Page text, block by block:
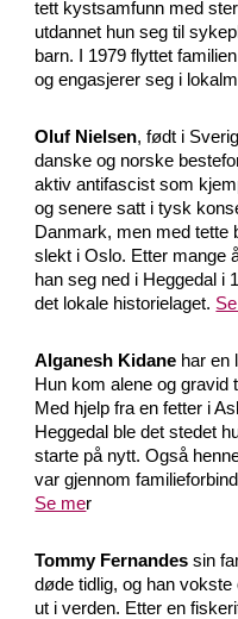
tett kystsamfunn med
utdannet hun seg til
barn. I 1979 flyttet
og engasjerer seg i
Oluf Nielsen, født i
danske og norske
aktiv antifascist som
og senere satt i tysk
Danmark, men med tette
slekt i Oslo. Etter mange
han seg ned i Heggedal i
det lokale historielaget.
Alganesh Kidane har en
Hun kom alene og gravid
Med hjelp fra en fetter i
Heggedal ble det stedet
starte på nytt. Også
var gjennom
Se mer
Tommy Fernandes sin
døde tidlig, og han
ut i verden. Etter en